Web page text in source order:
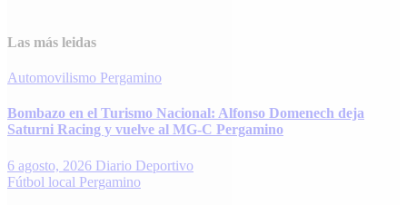
Las más leidas
Automovilismo Pergamino
Bombazo en el Turismo Nacional: Alfonso Domenech deja
Saturni Racing y vuelve al MG-C Pergamino
6 agosto, 2026 Diario Deportivo
Fútbol local Pergamino